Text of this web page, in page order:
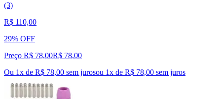
(3)
R$ 110,00
29% OFF
Preço R$ 78,00R$ 78,00
Ou 1x de R$ 78,00 sem jurosou 1x de R$ 78,00 sem juros